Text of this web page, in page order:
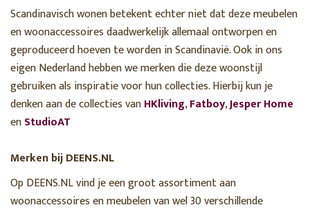
Scandinavisch wonen betekent echter niet dat deze meubelen
en woonaccessoires daadwerkelijk allemaal ontworpen en
geproduceerd hoeven te worden in Scandinavië. Ook in ons
eigen Nederland hebben we merken die deze woonstijl
gebruiken als inspiratie voor hun collecties. Hierbij kun je
denken aan de collecties vanHKliving,Fatboy,Jesper Home
enStudioAT
Merken bij DEENS.NL
Op DEENS.NL vind je een groot assortiment aan
woonaccessoires en meubelen van wel 30 verschillende